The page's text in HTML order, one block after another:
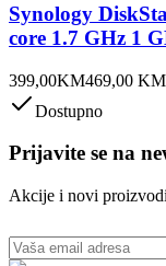
Synology
core 1.7 GHz 1
399,00KM469,00 KM
Dostupno
Prijavite se na
Akcije i novi